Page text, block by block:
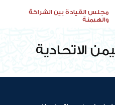
مجلس القيادة بين الشراكة
والهيمنة